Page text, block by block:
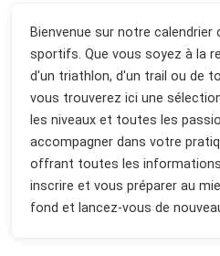
Bienvenue sur notre
sportifs. Que vous soyez à la
d'un triathlon, d'un trail ou de
vous trouverez ici une
les niveaux et toutes les
accompagner dans votre
offrant toutes les
inscrire et vous préparer au
fond et lancez-vous de